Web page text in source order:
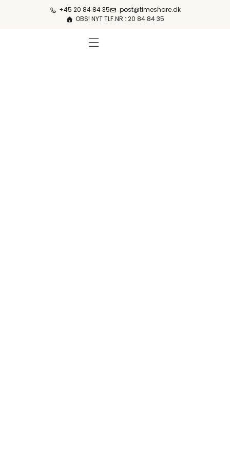
+45 20 84 84 35
post@timeshare.dk
OBS! NYT TLF.NR.: 20 84 84 35